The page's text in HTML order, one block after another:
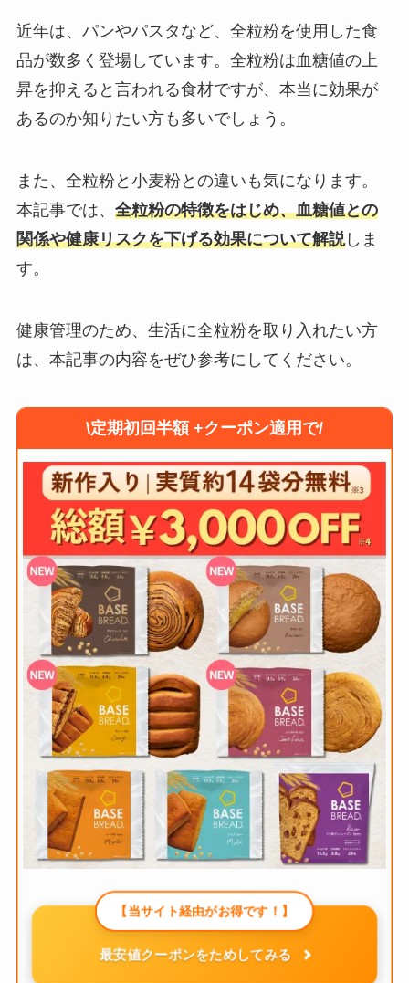
近年は、パンやパスタなど、全粒粉を使用した食
品が数多く登場しています。全粒粉は血糖値の上
昇を抑えると言われる食材ですが、本当に効果が
あるのか知りたい方も多いでしょう。
また、全粒粉と小麦粉との違いも気になります。
本記事では、 全粒粉の特徴をはじめ、血糖値との
関係や健康リスクを下げる効果について解説しま
す。
健康管理のため、生活に全粒粉を取り入れたい方
は、本記事の内容をぜひ参考にしてください。
\定期初回半額 +クーポン適用で/
【当サイト経由がお得です！】
最安値クーポンをためしてみる